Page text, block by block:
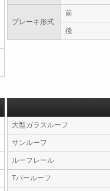
ブレーキ形式
前
後
大型ガラスルーフ
サンルーフ
ルーフレール
Tバールーフ